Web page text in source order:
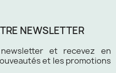
NEWSLETTER
et recevez en
et les promotions